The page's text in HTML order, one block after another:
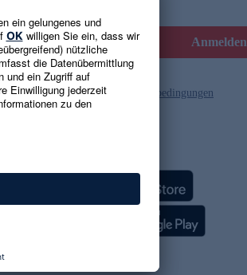
Anmelden
und die Gutscheinbedingungen